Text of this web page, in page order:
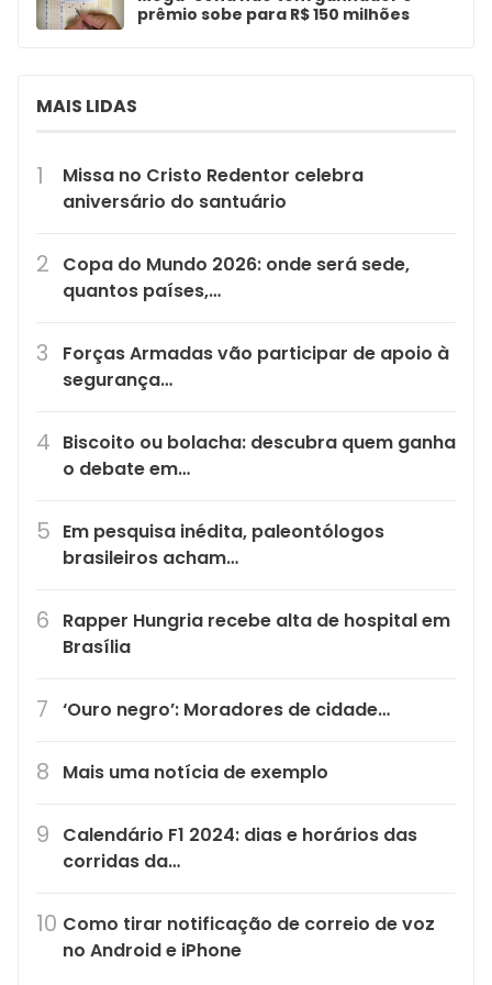
prêmio sobe para R$ 150 milhões
MAIS LIDAS
Missa no Cristo Redentor celebra
aniversário do santuário
Copa do Mundo 2026: onde será sede,
quantos países,…
Forças Armadas vão participar de apoio à
segurança…
Biscoito ou bolacha: descubra quem ganha
o debate em…
Em pesquisa inédita, paleontólogos
brasileiros acham…
Rapper Hungria recebe alta de hospital em
Brasília
‘Ouro negro’: Moradores de cidade…
Mais uma notícia de exemplo
Calendário F1 2024: dias e horários das
corridas da…
Como tirar notificação de correio de voz
no Android e iPhone